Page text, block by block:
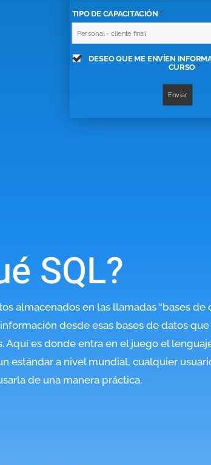
TIPO DE CAPACITACIÓN *
DESEO QUE ME ENVÍEN
CURSO *
SQL?
almacenados en las llamadas “bases de
desde esas bases de datos
es donde entra en el juego el
estándar a nivel mundial, cualquier
de una manera práctica.